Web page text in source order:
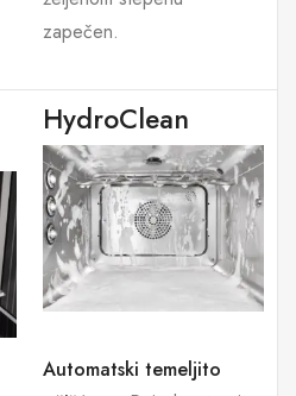
zapečen.
HydroClean
Automatski temeljito